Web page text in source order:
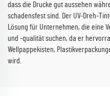
dass die Drucke gut aussehen
schadensfest sind. Der UV-Dreh-
Lösung für Unternehmen, die eine
und -qualität suchen, da er
Wellpappekisten,
wird.